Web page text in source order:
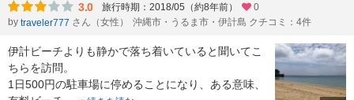
3.0 旅行時期：2018/05（約8年前）
0
by traveler777 さん（女性） 沖縄市・うるま市・伊計島 クチコミ：4件
伊計ビーチよりも静かで落ち着いていると聞いてこ
ちらを訪問。
1日500円の駐車場に停めることになり、ある意味、